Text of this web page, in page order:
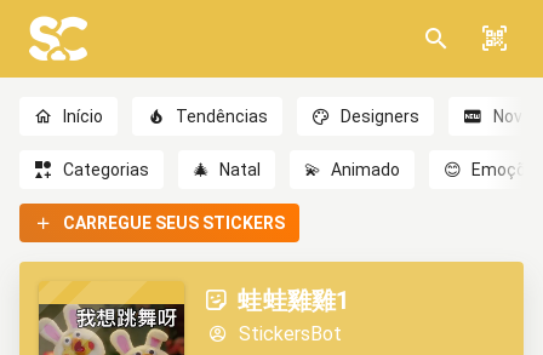
Início Tendências Designers Novo
Categorias 🎄 Natal 💫 Animado 😊
CARREGUE SEUS STICKERS
蛙蛙雞雞1
StickersBot